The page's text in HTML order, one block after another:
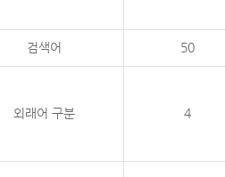
검색어 50
외래어 구분 4